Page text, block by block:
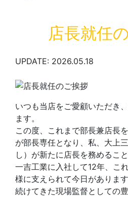
店長就任
UPDATE: 2026.05.18
いつも当店をご愛顧いただき
ます。
この度、これまで部長兼店長
が部長専任となり、私、大上
し）が新たに店長を務めるこ
一吉工業に入社して12年、こ
様に支えられて今日がありま
続けてきた現場監督としての